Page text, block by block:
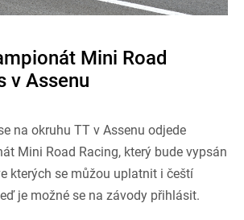
Mini Road
v Assenu
na okruhu TT v Assenu odjede
Mini Road Racing, který bude vypsán
kterých se můžou uplatnit i čeští
je možné se na závody přihlásit.